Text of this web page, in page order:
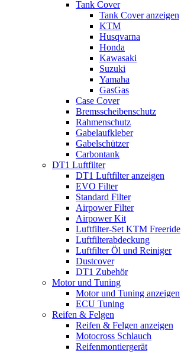
Tank Cover
Tank Cover anzeigen
KTM
Husqvarna
Honda
Kawasaki
Suzuki
Yamaha
GasGas
Case Cover
Bremsscheibenschutz
Rahmenschutz
Gabelaufkleber
Gabelschützer
Carbontank
DT1 Luftfilter
DT1 Luftfilter anzeigen
EVO Filter
Standard Filter
Airpower Filter
Airpower Kit
Luftfilter-Set KTM Freeride
Luftfilterabdeckung
Luftfilter Öl und Reiniger
Dustcover
DT1 Zubehör
Motor und Tuning
Motor und Tuning anzeigen
ECU Tuning
Reifen & Felgen
Reifen & Felgen anzeigen
Motocross Schlauch
Reifenmontiergerät